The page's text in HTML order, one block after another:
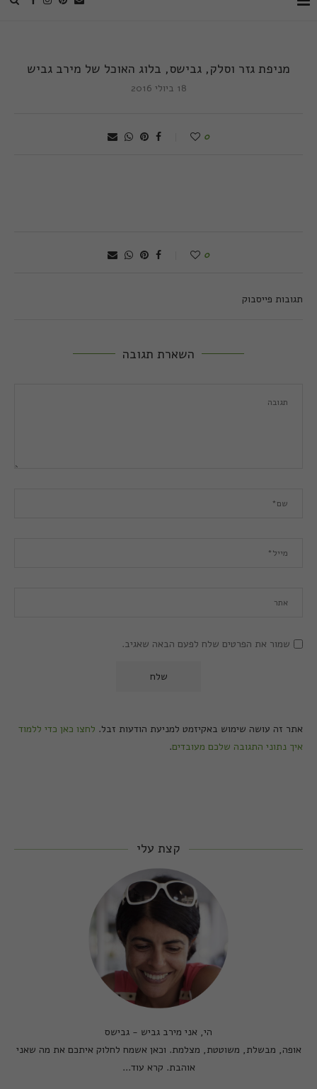
מניפת גזר וסלק, גבישס, בלוג האוכל של מירב גביש
18 ביולי 2016
0
0
תגובות פייסבוק
השארת תגובה
שמור את הפרטים שלח לפעם הבאה שאגיב.
אתר זה עושה שימוש באקיזמט למניעת הודעות זבל. לחצו כאן כדי ללמוד
איך נתוני התגובה שלכם מעובדים.
קצת עלי
הי, אני מירב גביש - גבישס
אופה, מבשלת, משוטטת, מצלמת. וכאן אשמח לחלוק איתכם את מה שאני
אוהבת. קרא עוד...